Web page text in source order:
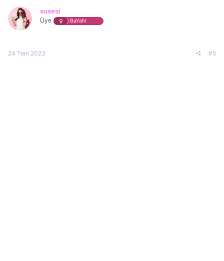
susesi
Üye BaYaN
24 Tem 2023 #5